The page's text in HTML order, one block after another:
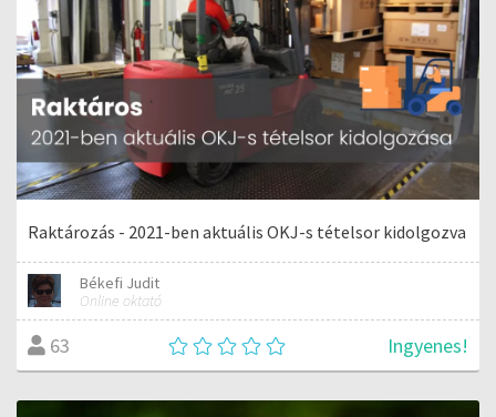
Raktározás - 2021-ben aktuális OKJ-s tételsor kidolgozva
Békefi Judit
Online oktató
63 Ingyenes!